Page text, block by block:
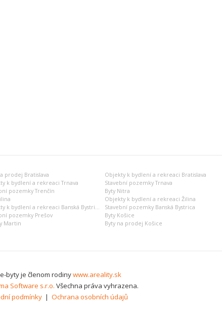
prodej Bratislava Objekty k bydlení a rekreaci Bratislava
k bydlení a rekreaci Trnava Stavební pozemky Trnava
pozemky Trenčín Byty Nitra
Objekty k bydlení a rekreaci Žilina
Objekty k bydlení a rekreaci Banská Bystrica Stavební pozemky Banská Bystrica
pozemky Prešov Byty Košice
Martin Byty na prodej Košice
byty je členom rodinywww.areality.sk
Software s.r.o. Všechna práva vyhrazena.
podmínky | Ochrana osobních údajů